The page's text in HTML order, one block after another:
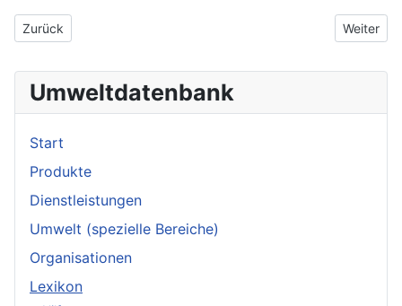
Vorheriger Beitrag: Wanne
Zurück Nächster
Weiter
Umweltdatenbank
Start
Produkte
Dienstleistungen
Umwelt (spezielle Bereiche)
Organisationen
Lexikon